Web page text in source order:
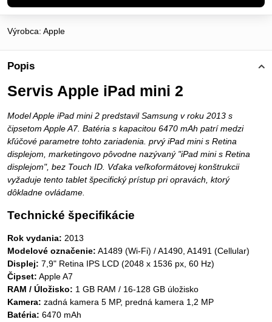
Výrobca: Apple
Popis
Servis Apple iPad mini 2
Model Apple iPad mini 2 predstavil Samsung v roku 2013 s
čipsetom Apple A7. Batéria s kapacitou 6470 mAh patrí medzi
kľúčové parametre tohto zariadenia. prvý iPad mini s Retina
displejom, marketingovo pôvodne nazývaný "iPad mini s Retina
displejom", bez Touch ID. Vďaka veľkoformátovej konštrukcii
vyžaduje tento tablet špecifický prístup pri opravách, ktorý
dôkladne ovládame.
Technické špecifikácie
Rok vydania: 2013
Modelové označenie: A1489 (Wi-Fi) / A1490, A1491 (Cellular)
Displej: 7,9" Retina IPS LCD (2048 x 1536 px, 60 Hz)
Čipset: Apple A7
RAM / Úložisko: 1 GB RAM / 16-128 GB úložisko
Kamera: zadná kamera 5 MP, predná kamera 1,2 MP
Batéria: 6470 mAh